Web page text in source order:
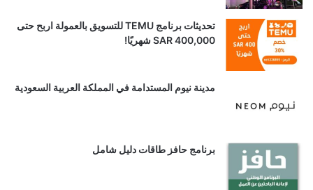
تحديثات برنامج TEMU للتسويق بالعمولة اربح حتى
SAR 400,000 شهريًا!
مدينة نيوم المستدامة في المملكة العربية السعودية
برنامج حافز طاقات دليل شامل